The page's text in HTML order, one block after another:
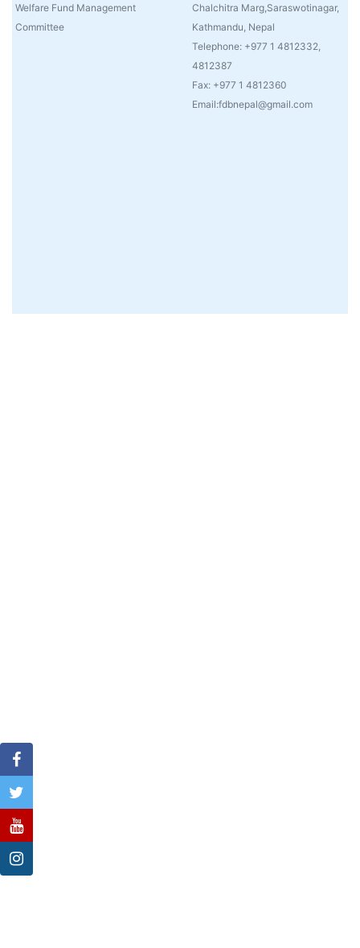
Welfare Fund Management
Committee
Chalchitra Marg,Saraswotinagar,
Kathmandu, Nepal
Telephone: +977 1 4812332,
4812387
Fax: +977 1 4812360
Email:fdbnepal@gmail.com